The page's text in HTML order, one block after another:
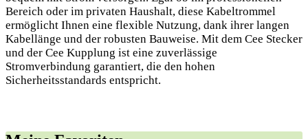
Bereich oder im privaten Haushalt, diese Kabeltrommel
ermöglicht Ihnen eine flexible Nutzung, dank ihrer langen
Kabellänge und der robusten Bauweise. Mit dem Cee Stecker
und der Cee Kupplung ist eine zuverlässige
Stromverbindung garantiert, die den hohen
Sicherheitsstandards entspricht.